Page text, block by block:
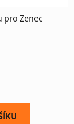
pro Zenec